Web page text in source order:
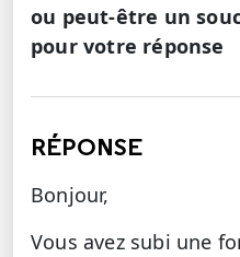
ou peut-être un
pour votre réponse
RÉPONSE
Bonjour,
Vous avez subi une